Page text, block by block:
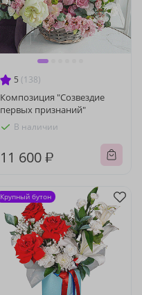
5 (138)
Композиция "Созвездие
первых признаний"
В наличии
11 600 ₽
Крупный бутон